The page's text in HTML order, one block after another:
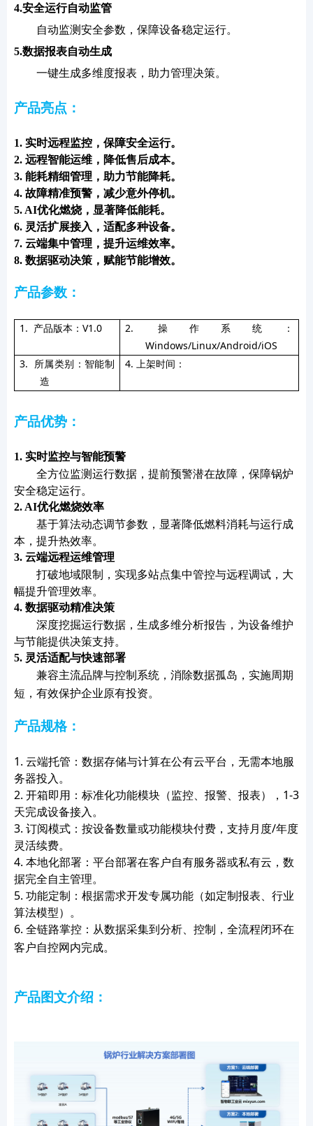
4.安全运行自动监管
自动监测安全参数，保障设备稳定运行。
5.数据报表自动生成
一键生成多维度报表，助力管理决策。
产品亮点：
1. 实时远程监控，保障安全运行。
2. 远程智能运维，降低售后成本。
3. 能耗精细管理，助力节能降耗。
4. 故障精准预警，减少意外停机。
5. AI优化燃烧，显著降低能耗。
6. 灵活扩展接入，适配多种设备。
7. 云端集中管理，提升运维效率。
8. 数据驱动决策，赋能节能增效。
产品参数：
1. 产品版本：V1.0 2.
操作系统：
Windows/Linux/Android/iOS
3. 所属类别：智能制
造
4. 上架时间：
产品优势：
1. 实时监控与智能预警
全方位监测运行数据，提前预警潜在故障，保障锅炉
安全稳定运行。
2. AI优化燃烧效率
基于算法动态调节参数，显著降低燃料消耗与运行成
本，提升热效率。
3. 云端远程运维管理
打破地域限制，实现多站点集中管控与远程调试，大
幅提升管理效率。
4. 数据驱动精准决策
深度挖掘运行数据，生成多维分析报告，为设备维护
与节能提供决策支持。
5. 灵活适配与快速部署
兼容主流品牌与控制系统， 消除数据孤岛， 实施周期
短，有效保护企业原有投资。
产品规格：
1. 云端托管：数据存储与计算在公有云平台，无需本地服
务器投入。
2. 开箱即用：标准化功能模块（监控、报警、报表），1-3
天完成设备接入。
3. 订阅模式：按设备数量或功能模块付费，支持月度/年度
灵活续费。
4. 本地化部署：平台部署在客户自有服务器或私有云，数
据完全自主管理。
5. 功能定制：根据需求开发专属功能（如定制报表、行业
算法模型）。
6. 全链路掌控：从数据采集到分析、控制，全流程闭环在
客户自控网内完成。
产品图文介绍：